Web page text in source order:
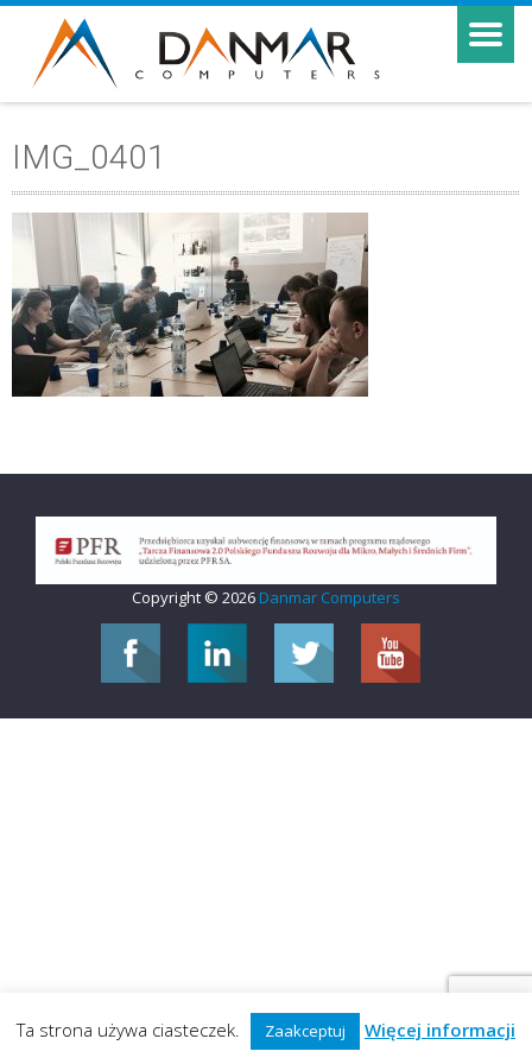
IMG_0401
Copyright © 2026 Danmar Computers
Ta strona używa ciasteczek. Zaakceptuj Więcej informacji